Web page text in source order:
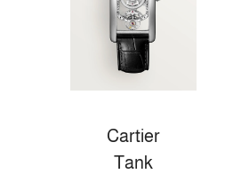
Cartier
Tank